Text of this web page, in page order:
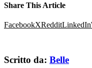
Share This Article
FacebookXRedditLinkedIn
Scritto da: Belle